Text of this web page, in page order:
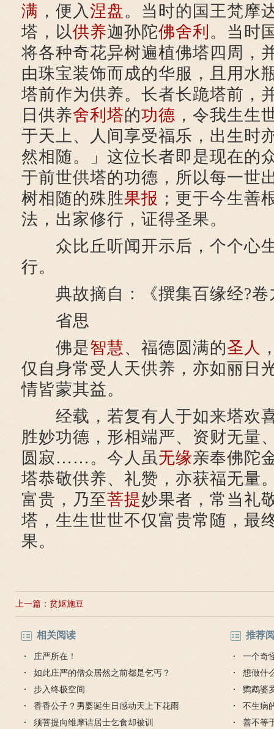
满 ，便入涅盘。当时的国王梵摩
塔，以供养迦孙陀佛舍利 。当时
将各种奇花异树遍植佛塔四周，
由珠宝装饰而成的华服，且用水
塔前作为供养。长者长跪塔前，
日供养舍利塔的功德 ，令我生生
于天上、人间享受福乐，出生时
然相随。」这位长者即是现在的
于前世供塔的功德，所以每一世
树相随的殊胜果报 ；更于今生善
法，出家修行，证得圣果。
众比丘听闻开示后，个个心
行。
典故摘自：《撰集百缘经?卷
省思
佛是智慧、福德圆满的圣人
仅自身常受人天供养，亦如丽日
情皆蒙其益。
经载，若复有人于如来塔欢
胜妙功德，形相端严、资财无量
圆寂……。今人虽无缘亲奉佛陀
塔恭敬供养、礼赞，亦获福无量
富贵，乃至菩提妙果者，常当礼
塔，生生世世不仅富贵常随，最
果。
上一篇： 贫妪施豆
相关阅读
庄严所在！
如此庄严的僧众居然之前都是乞丐？
步入终极空间
香香公子？男婴诞生日感动天上下花雨
须菩提向维摩诘居士乞食却被训
推荐
一个奇
想做什
鹦鹉婆
不生病
善不等